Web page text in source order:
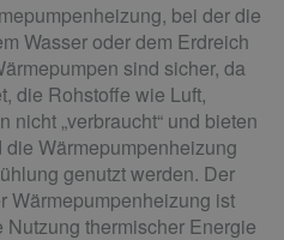
bei der die
Wasser oder dem Erdreich
sind sicher, da
die Rohstoffe wie Luft,
nicht „verbraucht“ und bieten
Wärmepumpenheizung
genutzt werden. Der
Wärmepumpenheizung ist
thermischer Energie